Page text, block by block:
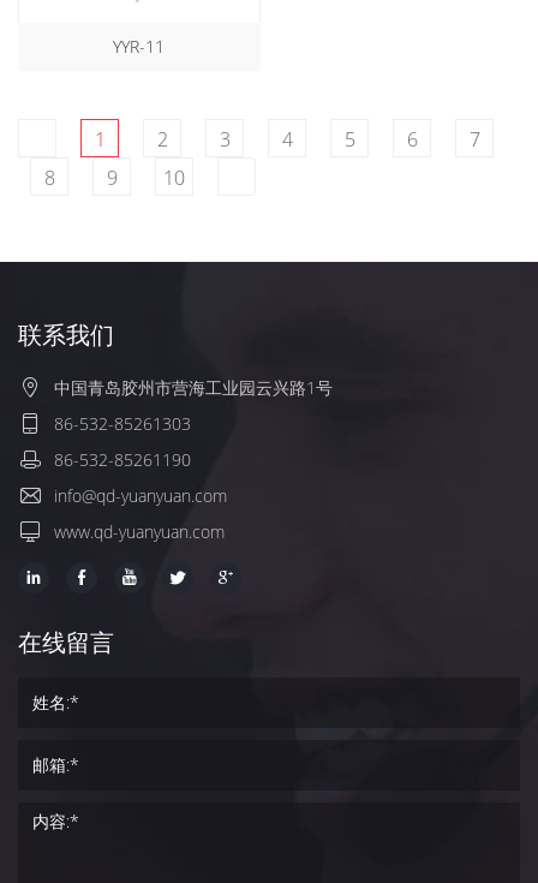
YYR-11
1 2 3 4 5 6
7
8
9 10
联系我们
中国青岛胶州市营海工业园云兴路1号
86-532-85261303
86-532-85261190
info@qd-yuanyuan.com
www.qd-yuanyuan.com
在线留言